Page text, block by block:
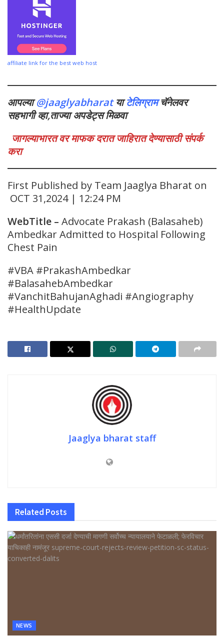
affiliate link for the best web host
आपल्या@jaaglyabharatयाटेलिग्रामचॅनेलवर
सहभागी व्हा,ताज्या अपडेट्स मिळवा
जागल्याभारत वर माफक दरात जाहिरात देण्यासाठी संपर्क
करा
First Published by Team Jaaglya Bharat on
OCT 31,2024 | 12:24 PM
WebTitle – Advocate Prakash (Balasaheb)
Ambedkar Admitted to Hospital Following
Chest Pain
#VBA #PrakashAmbedkar
#BalasahebAmbedkar
#VanchitBahujanAghadi #Angiography
#HealthUpdate
Jaaglya bharat staff
Related Posts
NEWS